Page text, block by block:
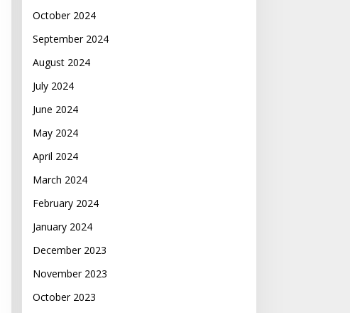
October 2024
September 2024
August 2024
July 2024
June 2024
May 2024
April 2024
March 2024
February 2024
January 2024
December 2023
November 2023
October 2023